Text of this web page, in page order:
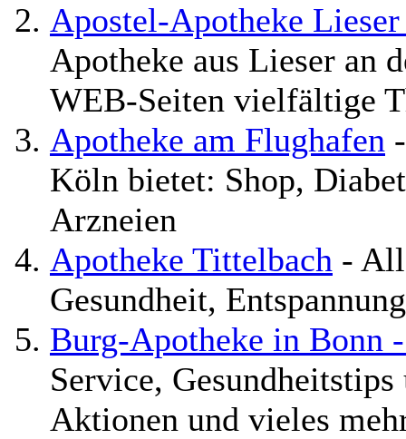
Apostel-Apotheke
Apotheke aus Lieser an
WEB-Seiten vielfältige
Apotheke am Flughafen
Köln bietet: Shop,
Arzneien
Apotheke Tittelbach -
Gesundheit,
Burg-Apotheke in Bonn
Service,
Aktionen und vieles